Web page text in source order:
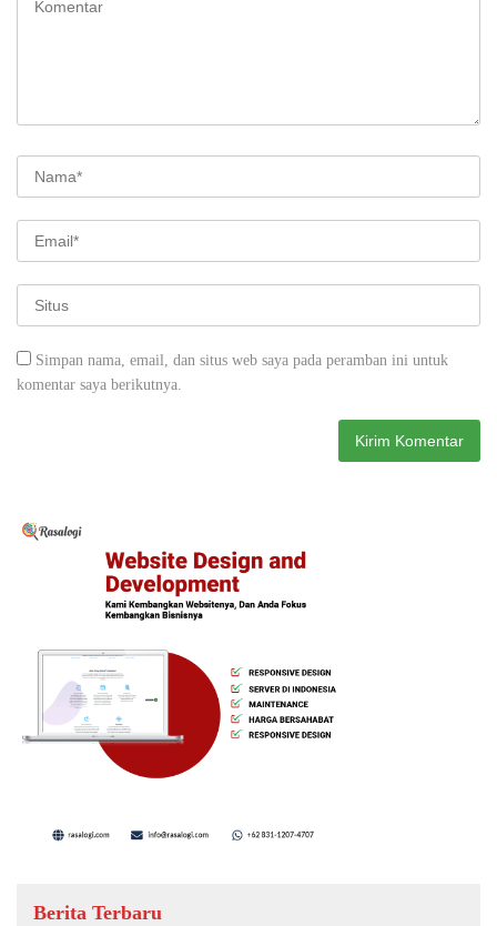
Simpan nama, email, dan situs web saya pada peramban ini untuk
komentar saya berikutnya.
Berita Terbaru